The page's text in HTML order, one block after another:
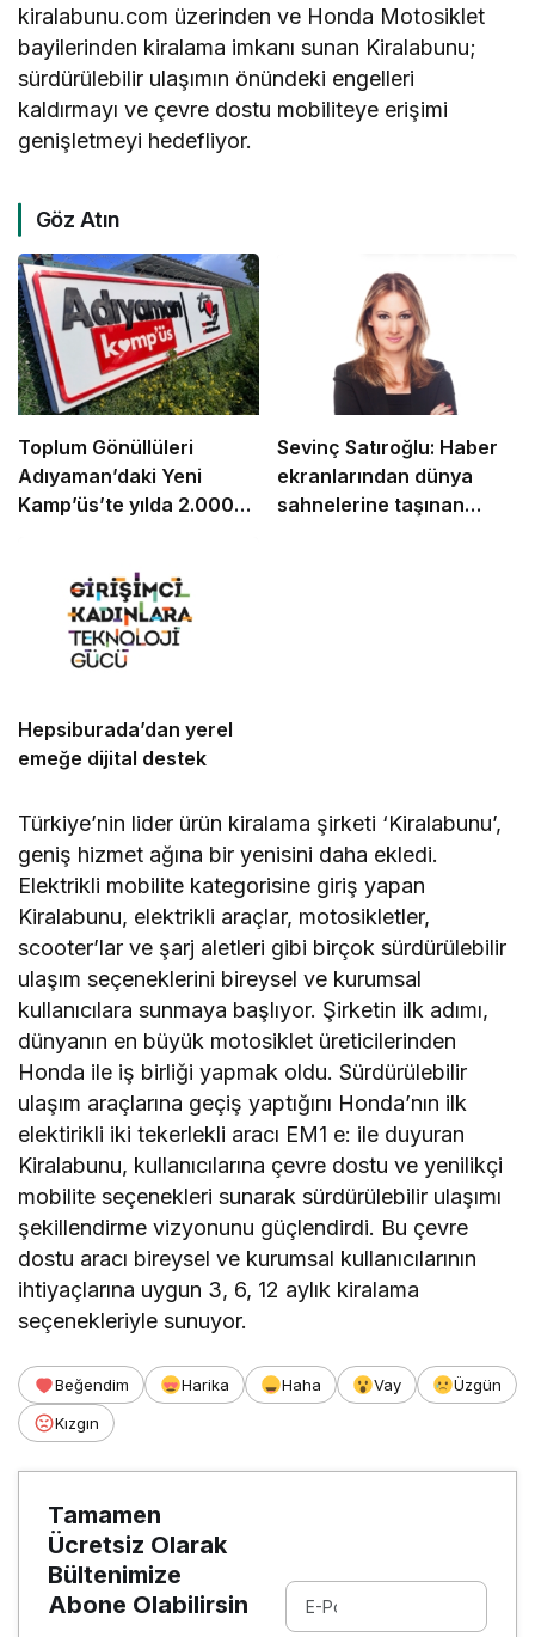
kiralabunu.com üzerinden ve Honda Motosiklet
bayilerinden kiralama imkanı sunan Kiralabunu;
sürdürülebilir ulaşımın önündeki engelleri
kaldırmayı ve çevre dostu mobiliteye erişimi
genişletmeyi hedefliyor.
Göz Atın
Toplum Gönüllüleri
Adıyaman’daki Yeni
Kamp’üs’te yılda 2.000
Sevinç Satıroğlu: Haber
ekranlarından dünya
sahnelerine taşınan
Hepsiburada’dan yerel
emeğe dijital destek
Türkiye’nin lider ürün kiralama şirketi ‘Kiralabunu’,
geniş hizmet ağına bir yenisini daha ekledi.
Elektrikli mobilite kategorisine giriş yapan
Kiralabunu, elektrikli araçlar, motosikletler,
scooter’lar ve şarj aletleri gibi birçok sürdürülebilir
ulaşım seçeneklerini bireysel ve kurumsal
kullanıcılara sunmaya başlıyor. Şirketin ilk adımı,
dünyanın en büyük motosiklet üreticilerinden
Honda ile iş birliği yapmak oldu. Sürdürülebilir
ulaşım araçlarına geçiş yaptığını Honda’nın ilk
elektirikli iki tekerlekli aracı EM1 e: ile duyuran
Kiralabunu, kullanıcılarına çevre dostu ve yenilikçi
mobilite seçenekleri sunarak sürdürülebilir ulaşımı
şekillendirme vizyonunu güçlendirdi. Bu çevre
dostu aracı bireysel ve kurumsal kullanıcılarının
ihtiyaçlarına uygun 3, 6, 12 aylık kiralama
seçenekleriyle sunuyor.
Beğendim Harika Haha Vay
Üzgün
Kızgın
Tamamen
Ücretsiz Olarak
Bültenimize
Abone Olabilirsin